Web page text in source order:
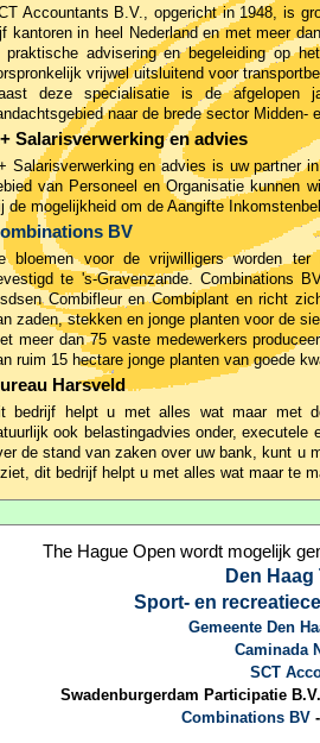
Accountants B.V., opgericht in 1948, is
kantoren in heel Nederland en met meer
praktische advisering en begeleiding op
vrijwel uitsluitend voor
deze specialisatie is de afgelopen
naar de brede sector Midden-
Salarisverwerking en advies
Salarisverwerking en advies is uw partner
van Personeel en Organisatie kunnen
de mogelijkheid om de Aangifte
BV
bloemen voor de vrijwilligers worden
te 's-Gravenzande. Combinations
Combifleur en Combiplant en richt
zaden, stekken en jonge planten voor de
meer dan 75 vaste medewerkers
ruim 15 hectare jonge planten van goede
Harsveld
bedrijf helpt u met alles wat maar met
ook belastingadvies onder,
de stand van zaken over uw bank, kunt u
dit bedrijf helpt u met alles wat maar te
The Hague Open wordt mogelijk
Den
Sport- en
Gemeente Den
Caminada
SCT
Swadenburgerdam Participatie
Combinations BV-